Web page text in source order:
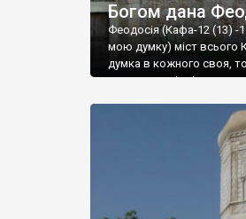
Богом дана
Феодосія (Кафа-12 (13) -
мою думку) міст всього
думка в кожного своя,
запрошую відвідати це